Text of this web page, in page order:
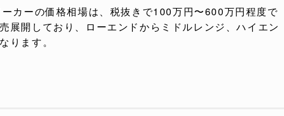
カーの価格相場は、税抜きで100万円〜600万円程度で
展開しており、ローエンドからミドルレンジ、ハイエン
ります。